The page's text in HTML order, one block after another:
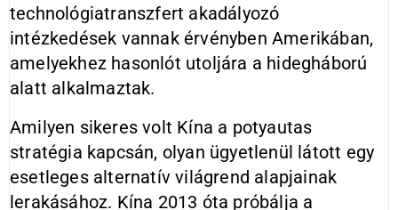
technológiatranszfert akadályozó
intézkedések vannak érvényben Amerikában,
amelyekhez hasonlót utoljára a hidegháború
alatt alkalmaztak.
Amilyen sikeres volt Kína a potyautas
stratégia kapcsán, olyan ügyetlenül látott egy
esetleges alternatív világrend alapjainak
lerakásához. Kína 2013 óta próbálja a